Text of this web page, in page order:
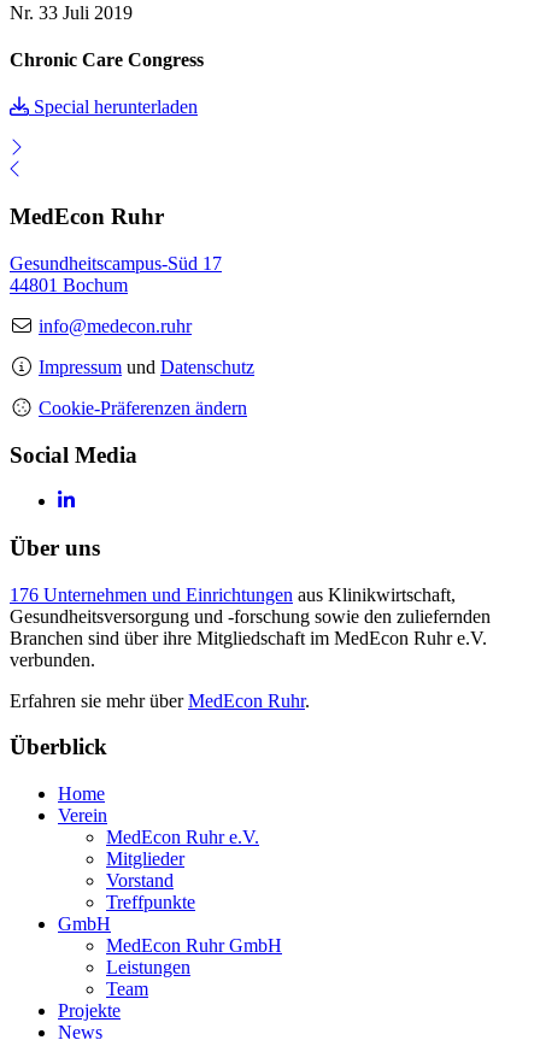
Nr. 33 Juli 2019
Chronic Care Congress
Special herunterladen
MedEcon Ruhr
Gesundheitscampus-Süd 17
44801 Bochum
info@medecon.ruhr
Impressum und Datenschutz
Cookie-Präferenzen ändern
Social Media
Über uns
176 Unternehmen und Einrichtungen aus Klinikwirtschaft,
Gesundheitsversorgung und -forschung sowie den zuliefernden
Branchen sind über ihre Mitgliedschaft im MedEcon Ruhr e.V.
verbunden.
Erfahren sie mehr überMedEcon Ruhr.
Überblick
Home
Verein
MedEcon Ruhr e.V.
Mitglieder
Vorstand
Treffpunkte
GmbH
MedEcon Ruhr GmbH
Leistungen
Team
Projekte
News